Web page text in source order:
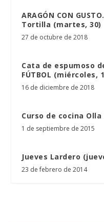
ARAGÓN CON
Tortilla (martes, 30)
27 de octubre de 2018
Cata de espumoso
FÚTBOL (miércoles,
16 de diciembre de 2018
Curso de cocina
1 de septiembre de 2015
Jueves Lardero
23 de febrero de 2014